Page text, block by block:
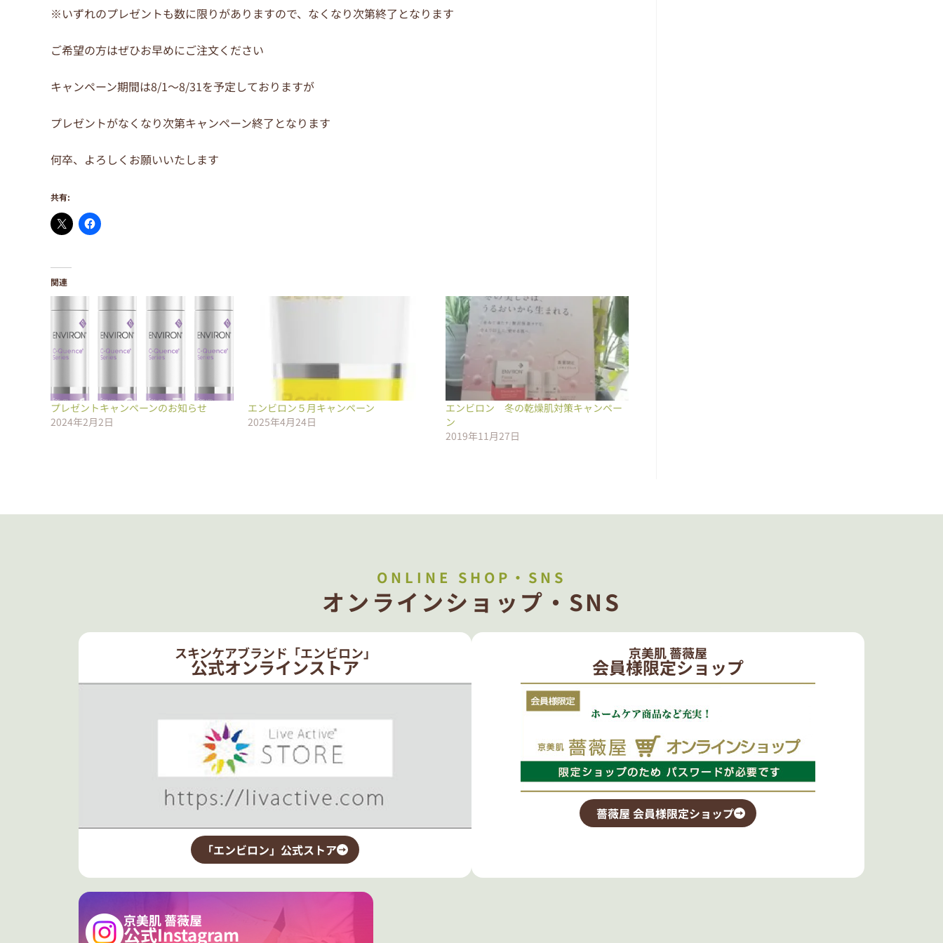
※いずれのプレゼントも数に限りがありますので、なくなり次第終了となります
ご希望の方はぜひお早めにご注文ください
キャンペーン期間は8/1～8/31を予定しておりますが
プレゼントがなくなり次第キャンペーン終了となります
何卒、よろしくお願いいたします
共有:
関連
プレゼントキャンペーンのお知らせ
2024年2月2日
エンビロン５月キャンペーン
2025年4月24日
エンビロン 冬の乾燥肌対策キャンペー
ン
2019年11月27日
ONLINE SHOP・SNS
オンラインショップ・SNS
スキンケアブランド「エンビロン」
公式オンラインストア
「エンビロン」公式ストア
京美肌 薔薇屋
会員様限定ショップ
薔薇屋 会員様限定ショップ
京美肌 薔薇屋
公式Instagram